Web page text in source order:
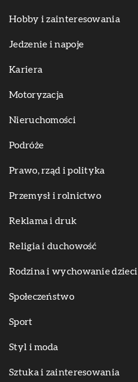
Hobby i zainteresowania
Jedzenie i napoje
Kariera
Motoryzacja
Nieruchomości
Podróże
Prawo, rząd i polityka
Przemysł i rolnictwo
Reklama i druk
Religia i duchowość
Rodzina i wychowanie dzieci
Społeczeństwo
Sport
Styl i moda
Sztuka i zainteresowania